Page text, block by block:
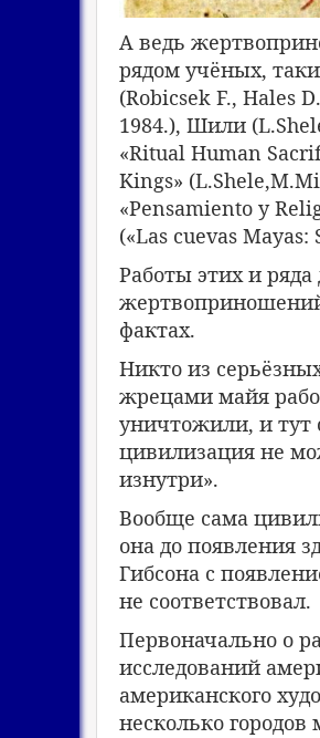
А ведь
рядом учёных,
(Robicsek F., Hales
1984.), Шили
«Ritual Human
Kings»
«Pensamiento y
(«Las cuevas
Работы этих и
фактах.
Никто из
жрецами майя
уничтожили, и тут
цивилизация не
изнутри».
Вообще сама
она до появления
Гибсона с
не соответствовал.
Первоначально о
исследований
американского
несколько городов